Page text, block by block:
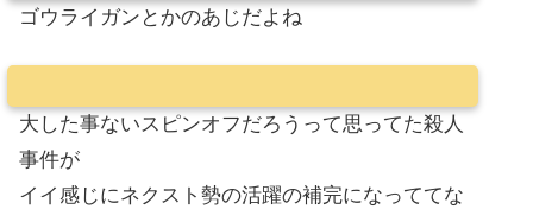
ゴウライガンとかのあじだよね
大した事ないスピンオフだろうって思ってた殺人
事件が
イイ感じにネクスト勢の活躍の補完になっててな